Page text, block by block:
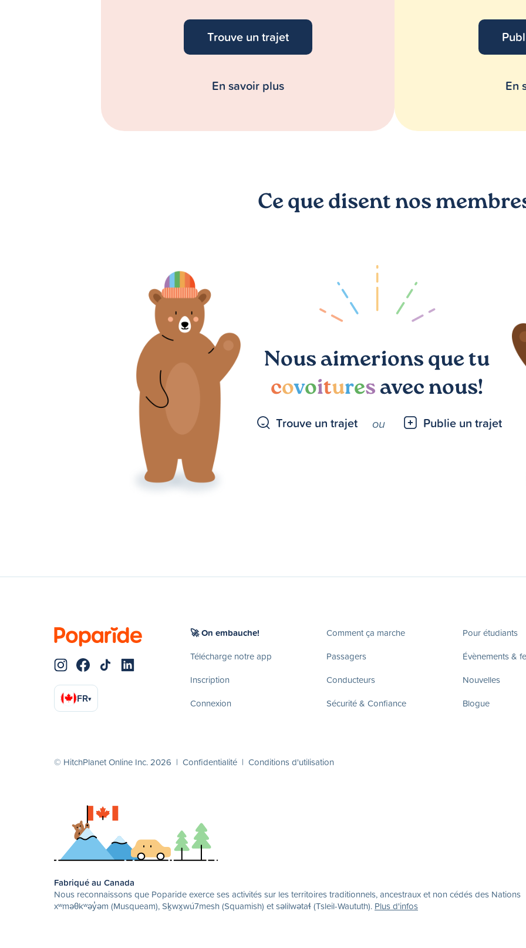
Trouve un trajet
En savoir plus En
Ce que disent nos
Nous aimerions que tu
covoituresavec nous!
Trouve un trajet ou Publie un trajet
FR▾
🚀 On embauche!
Télécharge notre app
Inscription
Connexion
Comment ça marche
Passagers
Conducteurs
Sécurité & Confiance
Pour étudiants
Évènements &
Nouvelles
Blogue
© HitchPlanet Online Inc. 2026 | Confidentialité | Conditions d'utilisation
Fabriqué au Canada
Nous reconnaissons que Poparide exerce ses activités sur les territoires traditionnels, ancestraux et non cédés des Nations
xʷməθkʷəy̓əm (Musqueam), Sḵwx̱wú7mesh (Squamish) et səlilwətaɬ (Tsleil-Waututh). Plus d'infos